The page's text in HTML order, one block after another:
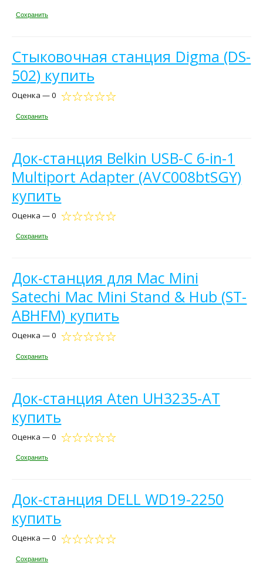
Сохранить
Стыковочная станция Digma (DS-
502) купить
Оценка — 0
Сохранить
Док-станция Belkin USB-C 6-in-1
Multiport Adapter (AVC008btSGY)
купить
Оценка — 0
Сохранить
Док-станция для Mac Mini
Satechi Mac Mini Stand & Hub (ST-
ABHFM) купить
Оценка — 0
Сохранить
Док-станция Aten UH3235-AT
купить
Оценка — 0
Сохранить
Док-станция DELL WD19-2250
купить
Оценка — 0
Сохранить